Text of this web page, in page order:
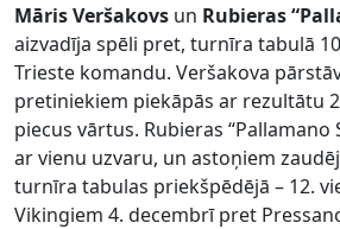
Māris Veršakovs un Rubieras
aizvadīja spēli pret, turnīra tabulā
Trieste komandu. Veršakova
pretiniekiem piekāpās ar rezultātu
piecus vārtus. Rubieras “Pallamano
ar vienu uzvaru, un astoņiem
turnīra tabulas priekšpēdējā – 12.
Vikingiem 4. decembrī pret